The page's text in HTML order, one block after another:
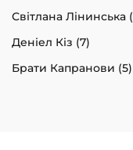
Світлана Лінинська
Деніел Кіз (7)
Брати Капранови (5)